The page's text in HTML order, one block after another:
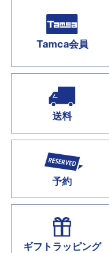
Tamca会員
送料
予約
ギフトラッピング